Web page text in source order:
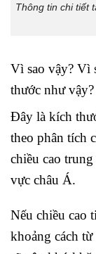
Thông tin chi tiết
Vì sao vậy? Vì
thước như vậy?
Đây là kích
theo phân tích
chiều cao
vực châu Á.
Nếu chiều cao
khoảng cách